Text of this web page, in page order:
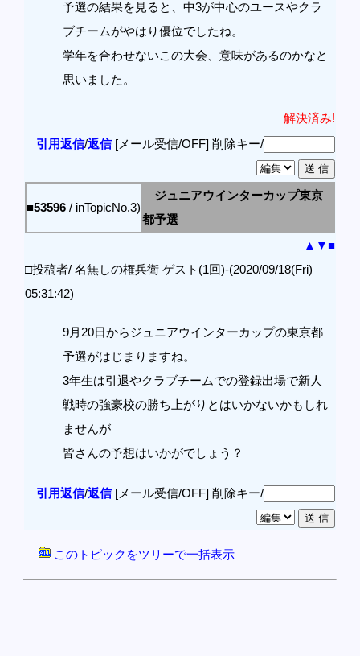
予選の結果を見ると、中3が中心のユースやクラ
ブチームがやはり優位でしたね。
学年を合わせないこの大会、意味があるのかなと
思いました。
解決済み!
引用返信/返信[メール受信/OFF] 削除キー/
■53596 / inTopicNo.3)
ジュニアウインターカップ東京
都予選
▲ ▼■
□投稿者/ 名無しの権兵衛 ゲスト(1回)-(2020/09/18(Fri)
05:31:42)
9月20日からジュニアウインターカップの東京都
予選がはじまりますね。
3年生は引退やクラブチームでの登録出場で新人
戦時の強豪校の勝ち上がりとはいかないかもしれ
ませんが
皆さんの予想はいかがでしょう？
引用返信/返信[メール受信/OFF] 削除キー/
このトピックをツリーで一括表示